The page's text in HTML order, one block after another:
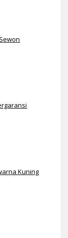
Kuning